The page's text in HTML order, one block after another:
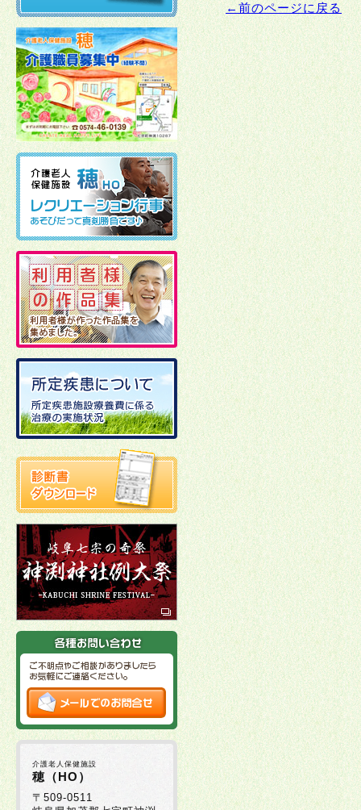
←前のページに戻る
介護老人保健施設
穂（HO）
〒509-0511